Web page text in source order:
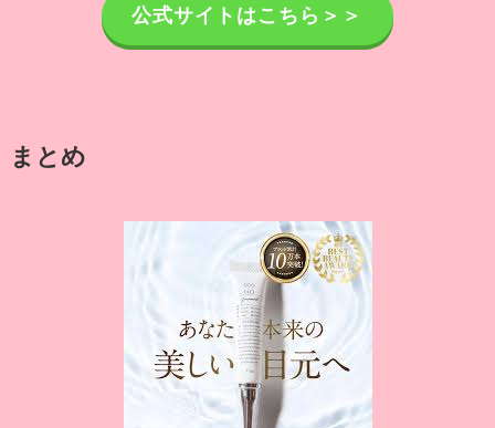
公式サイトはこちら＞＞
まとめ